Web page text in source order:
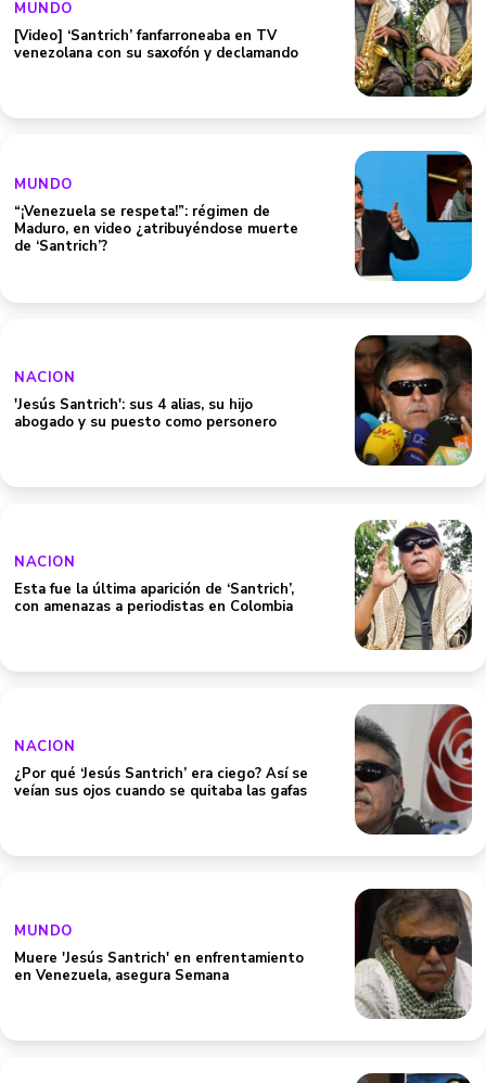
MUNDO
[Video] ‘Santrich’ fanfarroneaba en TV
venezolana con su saxofón y declamando
MUNDO
“¡Venezuela se respeta!”: régimen de
Maduro, en video ¿atribuyéndose muerte
de ‘Santrich’?
NACION
'Jesús Santrich': sus 4 alias, su hijo
abogado y su puesto como personero
NACION
Esta fue la última aparición de ‘Santrich’,
con amenazas a periodistas en Colombia
NACION
¿Por qué ‘Jesús Santrich’ era ciego? Así se
veían sus ojos cuando se quitaba las gafas
MUNDO
Muere 'Jesús Santrich' en enfrentamiento
en Venezuela, asegura Semana